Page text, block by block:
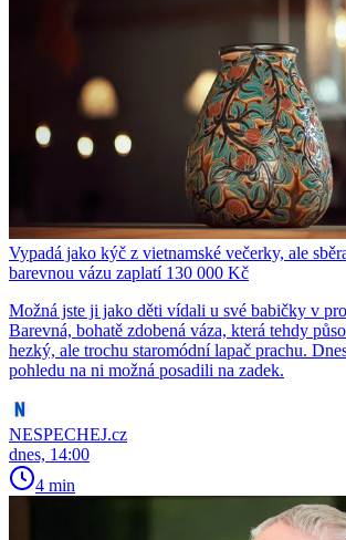
Vypadá jako kýč z vietnamské večerky, ale
barevnou vázu zaplatí 130 000 Kč
Možná jste ji jako děti vídali u své babičky v
Barevná, bohatě zdobená váza, která tehdy
hezký, ale trochu staromódní lapač prachu.
pohledu na ni možná posadili na zadek.
NESPECHEJ.cz
dnes, 14:00
4 min